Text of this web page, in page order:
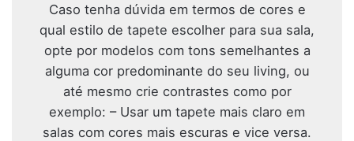
Caso tenha dúvida em termos de cores e
qual estilo de tapete escolher para sua sala,
opte por modelos com tons semelhantes a
alguma cor predominante do seu living, ou
até mesmo crie contrastes como por
exemplo: – Usar um tapete mais claro em
salas com cores mais escuras e vice versa.